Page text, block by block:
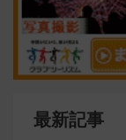
最新記事